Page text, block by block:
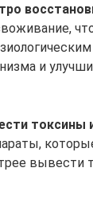
и
токсины
вывести